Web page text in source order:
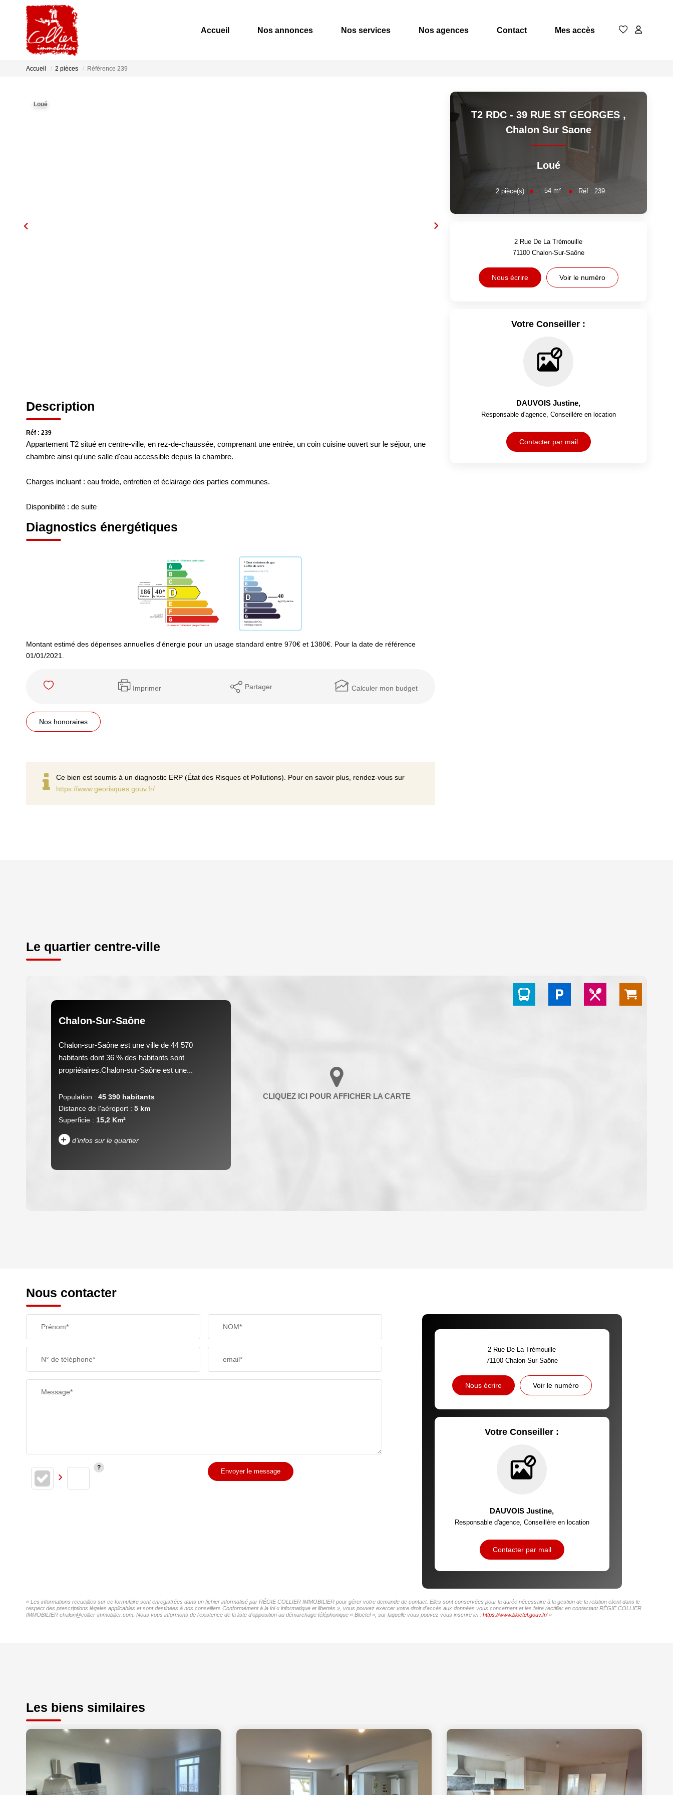
Accueil Nos annonces Nos services Nos agences Contact Mes accès
Accueil 2 pièces Référence 239
Loué
Description
Réf : 239
Appartement T2 situé en centre-ville, en rez-de-chaussée, comprenant une entrée, un coin cuisine ouvert sur le séjour, une
chambre ainsi qu'une salle d'eau accessible depuis la chambre.
Charges incluant : eau froide, entretien et éclairage des parties communes.
Disponibilité : de suite
Diagnostics énergétiques
Montant estimé des dépenses annuelles d'énergie pour un usage standard entre 970€ et 1380€. Pour la date de référence
01/01/2021.
Imprimer Partager Calculer mon budget
Nos honoraires
Ce bien est soumis à un diagnostic ERP (État des Risques et Pollutions). Pour en savoir plus, rendez-vous sur
https://www.georisques.gouv.fr/
T2 RDC - 39 RUE ST GEORGES ,
Chalon Sur Saone
Loué
2pièce(s) 54 m² Réf : 239
2 Rue De La Trémouille
71100 Chalon-Sur-Saône
Nous écrire Voir le numéro
Votre Conseiller :
DAUVOIS Justine,
Responsable d'agence, Conseillère en location
Contacter par mail
Le quartier centre-ville
Chalon-Sur-Saône
Chalon-sur-Saône est une ville de 44 570
habitants dont 36 % des habitants sont
propriétaires.Chalon-sur-Saône est une...
Population : 45 390 habitants
Distance de l'aéroport : 5 km
Superficie : 15,2 Km²
+ d'infos sur le quartier
TAXE FONCIÈRE
SUPERFICIE : ECOLES ET CRÈCHES
RESTAURANTS ET CAFÉS COMMERCES
Nous contacter
Prénom* NOM*
N° de téléphone* email*
Message*
Envoyer le message
2 Rue De La Trémouille
71100 Chalon-Sur-Saône
Nous écrire Voir le numéro
Votre Conseiller :
DAUVOIS Justine,
Responsable d'agence, Conseillère en location
Contacter par mail
« Les informations recueillies sur ce formulaire sont enregistrées dans un fichier informatisé par RÉGIE COLLIER IMMOBILIER pour gérer votre demande de contact. Elles sont conservées pour la durée nécessaire à la gestion de la relation client dans le
respect des prescriptions légales applicables et sont destinées à nos conseillers Conformément à la loi « informatique et libertés », vous pouvez exercer votre droit d'accès aux données vous concernant et les faire rectifier en contactant RÉGIE COLLIER
IMMOBILIER chalon@collier-immobilier.com. Nous vous informons de l'existence de la liste d'opposition au démarchage téléphonique « Bloctel », sur laquelle vous pouvez vous inscrire ici : https://www.bloctel.gouv.fr/»
Les biens similaires